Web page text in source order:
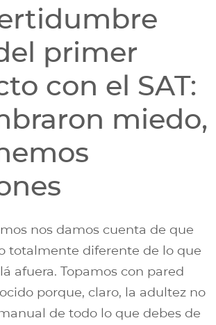
primer
con el SAT:
miedo,
nos damos cuenta de que
totalmente diferente de lo que
afuera. Topamos con pared
porque, claro, la adultez no
de todo lo que debes de